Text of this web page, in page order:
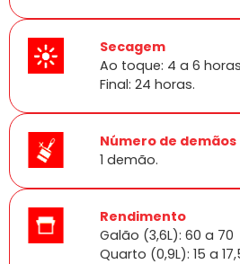
Secagem
Ao toque: 4 a 6
Final: 24 horas.
Número de demãos
1 demão.
Rendimento
Galão (3,6L): 60 a 70
Quarto (0,9L): 15 a